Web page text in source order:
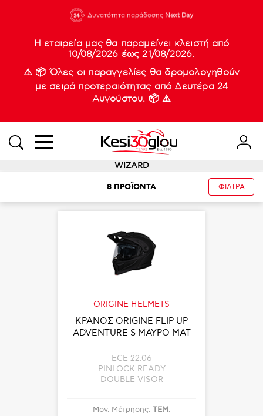
210 88 21
933
Δυνατότητα παράδοσης Next Day
Νέες
Η εταιρεία μας θα παραμείνει κλειστή από
10/08/2026 έως 21/08/2026.
⚠️ 📦 Όλες οι παραγγελίες θα δρομολογηθούν
με σειρά προτεραιότητας από Δευτέρα 24
Αυγούστου. 📦 ⚠️
WIZARD
8 ΠΡΟΪΟΝΤΑ ΦΙΛΤΡΑ
ORIGINE HELMETS
ΚΡΑΝΟΣ ORIGINE FLIP UP
ADVENTURE S ΜΑΥΡΟ ΜΑΤ
ECE 22.06
PINLOCK READY
DOUBLE VISOR
Μον. Μέτρησης: ΤΕΜ.